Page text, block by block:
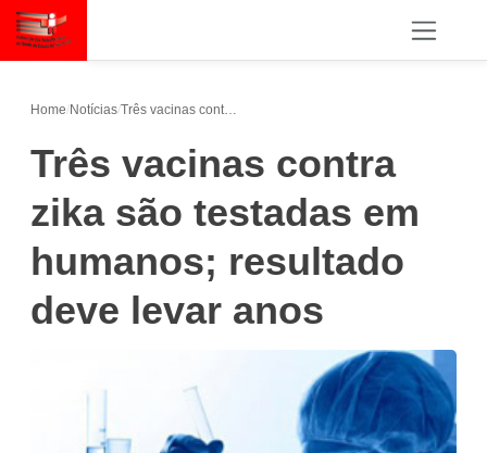
Home/Notícias/
Três vacinas contra
zika são testadas em
humanos; resultado
deve levar anos